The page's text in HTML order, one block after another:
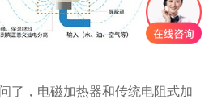
了，电磁加热器和传统电阻式加